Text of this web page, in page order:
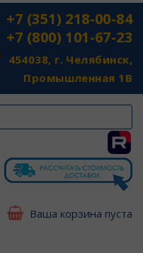
+7 (351) 218-00-84
+7 (800) 101-67-23
454038, г. Челябинск,
Промышленная 1В
Ваша корзина пуста